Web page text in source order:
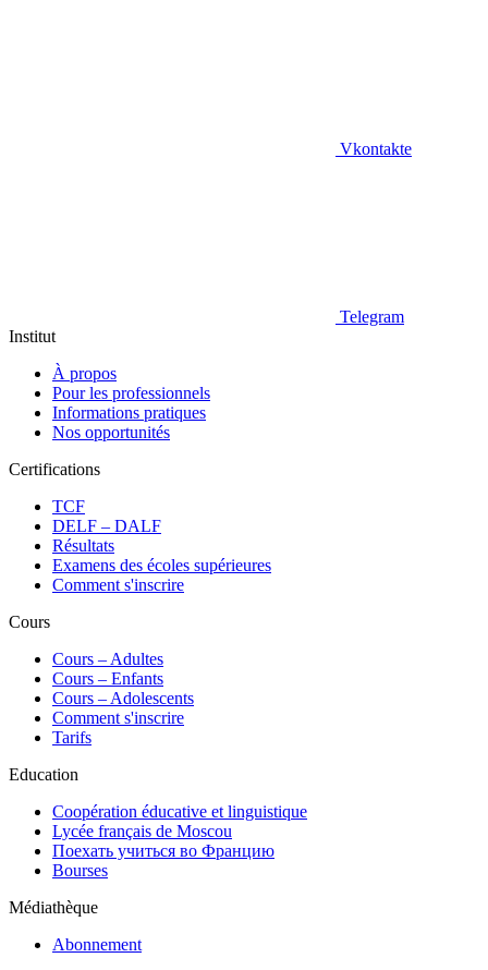
Vkontakte
Telegram
Institut
À propos
Pour les professionnels
Informations pratiques
Nos opportunités
Certifications
TCF
DELF – DALF
Résultats
Examens des écoles supérieures
Comment s'inscrire
Cours
Сours – Adultes
Cours – Enfants
Cours – Adolescents
Comment s'inscrire
Tarifs
Education
Coopération éducative et linguistique
Lycée français de Moscou
Поехать учиться во Францию
Bourses
Médiathèque
Abonnement